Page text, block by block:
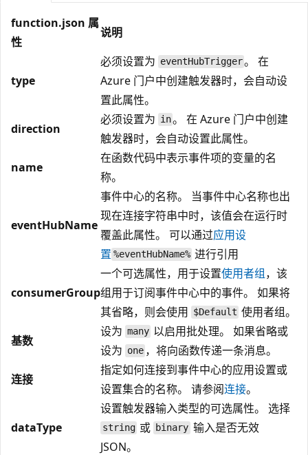
function.json 属
性
说明
type
必须设置为 eventHubTrigger。 在
Azure 门户中创建触发器时，会自动设
置此属性。
direction
必须设置为 in。 在 Azure 门户中创建
触发器时，会自动设置此属性。
name
在函数代码中表示事件项的变量的名
称。
eventHubName
事件中心的名称。 当事件中心名称也出
现在连接字符串中时，该值会在运行时
覆盖此属性。 可以通过应用设
置 %eventHubName% 进行引用
consumerGroup
一个可选属性，用于设置使用者组，该
组用于订阅事件中心中的事件。 如果将
其省略，则会使用 $Default 使用者组。
基数
设为 many 以启用批处理。 如果省略或
设为 one ，将向函数传递一条消息。
连接
指定如何连接到事件中心的应用设置或
设置集合的名称。 请参阅连接。
dataType
设置触发器输入类型的可选属性。 选择
string 或 binary 输入是否无效
JSON。